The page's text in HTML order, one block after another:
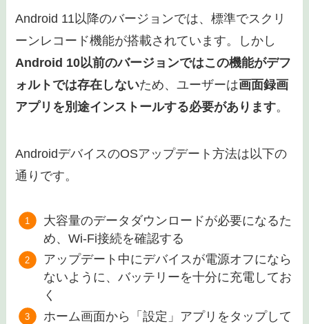
Android 11以降のバージョンでは、標準でスクリ
ーンレコード機能が搭載されています。しかし
Android 10以前のバージョンではこの機能がデフ
ォルトでは存在しないため、ユーザーは画面録画
アプリを別途インストールする必要があります。
AndroidデバイスのOSアップデート方法は以下の
通りです。
大容量のデータダウンロードが必要になるた
め、Wi-Fi接続を確認する
アップデート中にデバイスが電源オフになら
ないように、バッテリーを十分に充電してお
く
ホーム画面から「設定」アプリをタップして